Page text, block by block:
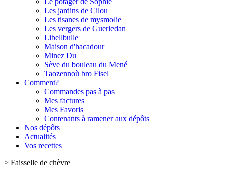
Les jardins de Cilou
Les tisanes de mysmolie
Les vergers de Guerledan
Libellbulle
Maison d'hacadour
Minez Du
Sève du bouleau du Mené
Taozennoù bro Fisel
Comment?
Commandes pas à pas
Mes factures
Mes Favoris
Contenants à ramener aux dépôts
Nos dépôts
Actualités
Vos recettes
> Faisselle de chèvre